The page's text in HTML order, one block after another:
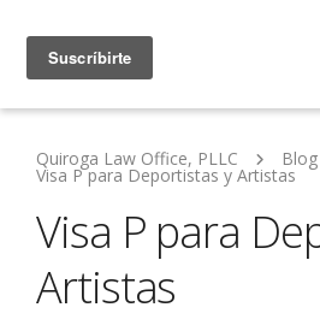
Quiroga Law Office, PLLC Blog
Visa P para Deportistas y Artistas
Visa P para
Artistas